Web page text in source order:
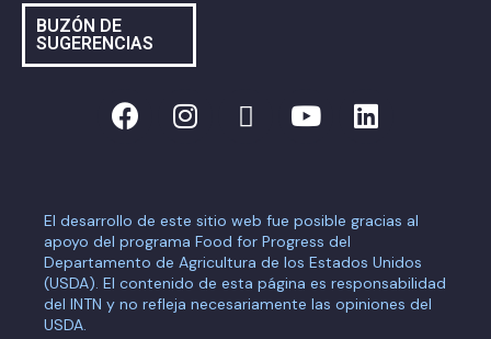
BUZÓN DE
SUGERENCIAS
El desarrollo de este sitio web fue posible gracias al
apoyo del programa Food for Progress del
Departamento de Agricultura de los Estados Unidos
(USDA). El contenido de esta página es responsabilidad
del INTN y no refleja necesariamente las opiniones del
USDA.